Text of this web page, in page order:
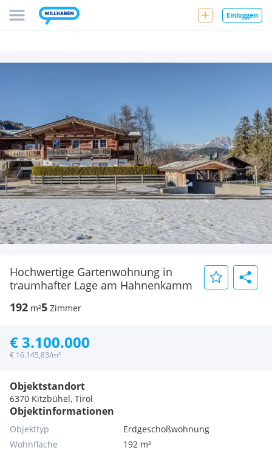
Einloggen
Hochwertige Gartenwohnung in
traumhafter Lage am Hahnenkamm
192 m²5 Zimmer
€ 3.100.000
€ 16.145,83/m²
Objektstandort
6370 Kitzbühel, Tirol
Objektinformationen
Objekttyp
Erdgeschoßwohnung
Wohnfläche
192 m²